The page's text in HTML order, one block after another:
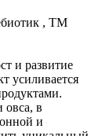
, ТМ
и развитие
усиливается
в
и